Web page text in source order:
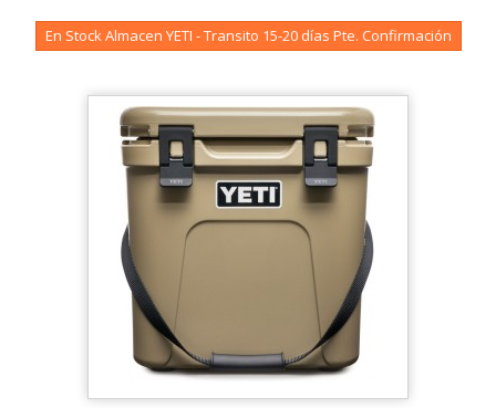
En Stock Almacen YETI - Transito 15-20 días Pte. Confirmación